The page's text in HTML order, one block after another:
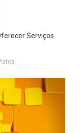
Serviços